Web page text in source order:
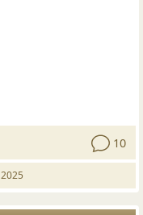
10